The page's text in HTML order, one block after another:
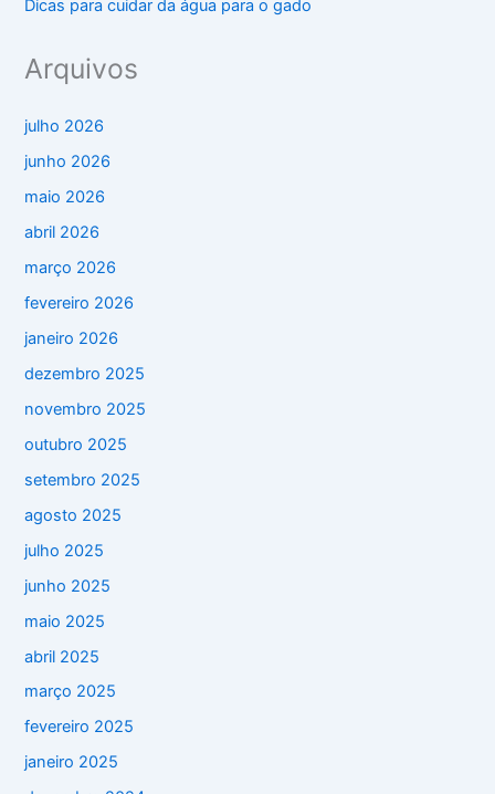
Dicas para cuidar da água para o gado
Arquivos
julho 2026
junho 2026
maio 2026
abril 2026
março 2026
fevereiro 2026
janeiro 2026
dezembro 2025
novembro 2025
outubro 2025
setembro 2025
agosto 2025
julho 2025
junho 2025
maio 2025
abril 2025
março 2025
fevereiro 2025
janeiro 2025